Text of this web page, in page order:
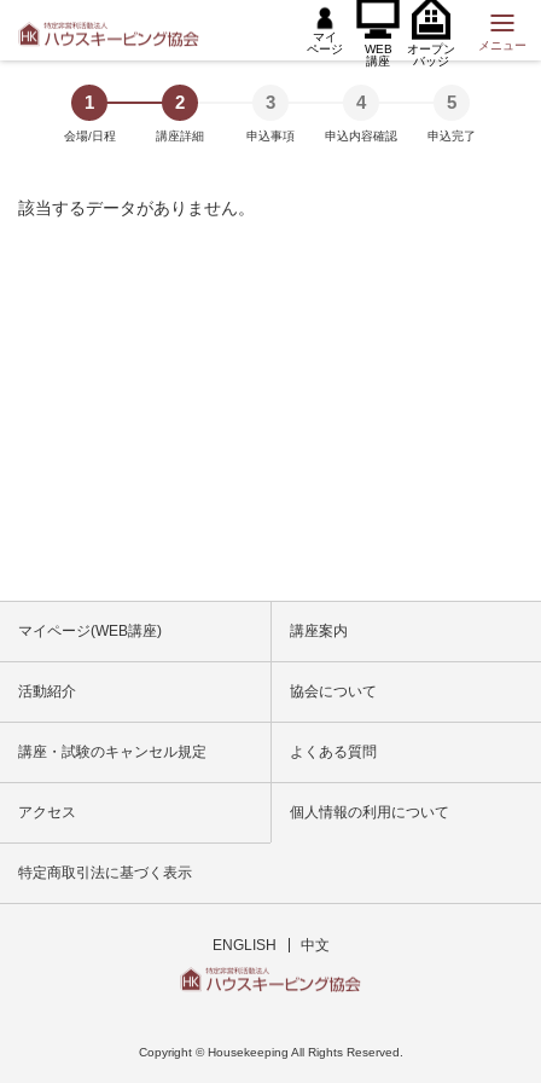
マイ
ページ
WEB
講座
オープン
バッジ
メニュー
1
会場/日程
2
講座詳細
3
申込事項
4
申込内容確認
5
申込完了
該当するデータがありません。
マイページ(WEB講座) 講座案内
活動紹介 協会について
講座・試験のキャンセル規定 よくある質問
アクセス 個人情報の利用について
特定商取引法に基づく表示
ENGLISH 中文
Copyright © Housekeeping All Rights Reserved.